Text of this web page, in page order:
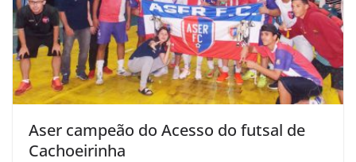
Aser campeão do Acesso do futsal de
Cachoeirinha